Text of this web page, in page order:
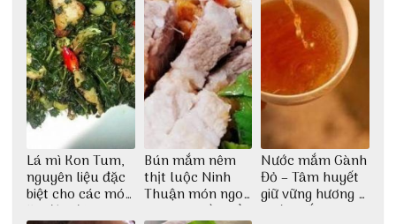
Lá mì Kon Tum,
nguyên liệu đặc
biệt cho các món
ăn độc đáo
Bún mắm nêm
thịt luộc Ninh
Thuận món ngon
dân dã miền biển
Nước mắm Gành
Đỏ – Tâm huyết
giữ vững hương vị
nước mắm sau